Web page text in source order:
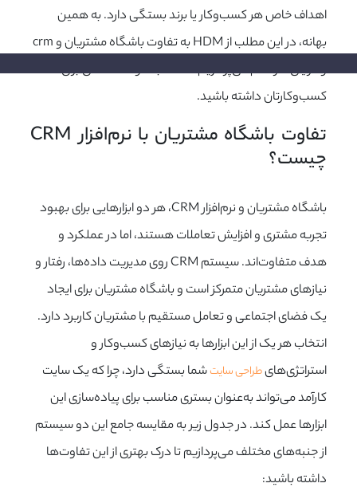
اهداف خاص هر کسب‌وکار یا برند بستگی دارد. به همین
بهانه، در این مطلب از HDM به
تفاوت باشگاه مشتریان و crm
و مزایای هرکدام می‌پردازیم تا انتخاب هوشمندانه‌ای برای
کسب‌وکارتان داشته باشید.
چیست؟
باشگاه مشتریان و نرم‌افزار CRM، هر دو ابزارهایی برای بهبود
تجربه مشتری و افزایش تعاملات هستند، اما در عملکرد و
هدف متفاوت‌اند. سیستم CRM روی مدیریت داده‌ها، رفتار و
نیازهای مشتریان متمرکز است و باشگاه مشتریان برای ایجاد
یک فضای اجتماعی و تعامل مستقیم با مشتریان کاربرد دارد.
انتخاب هر یک از این ابزارها به نیازهای کسب‌وکار و
استراتژی‌هایطراحی سایتشما بستگی دارد، چرا که یک سایت
کارآمد می‌تواند به‌عنوان بستری مناسب برای پیاده‌سازی این
ابزارها عمل کند. در جدول زیر به مقایسه جامع این دو سیستم
از جنبه‌های مختلف می‌پردازیم تا درک بهتری از این تفاوت‌ها
داشته باشید: